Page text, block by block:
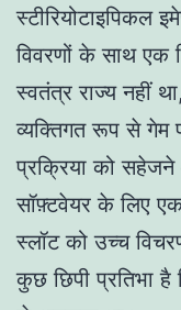
स्टीरियोटाइपिकल
विवरणों के साथ एक
स्वतंत्र राज्य नहीं
व्यक्तिगत रूप से गेम
प्रक्रिया को सहेजने
सॉफ़्टवेयर के लिए
स्लॉट को उच्च
कुछ छिपी प्रतिभा